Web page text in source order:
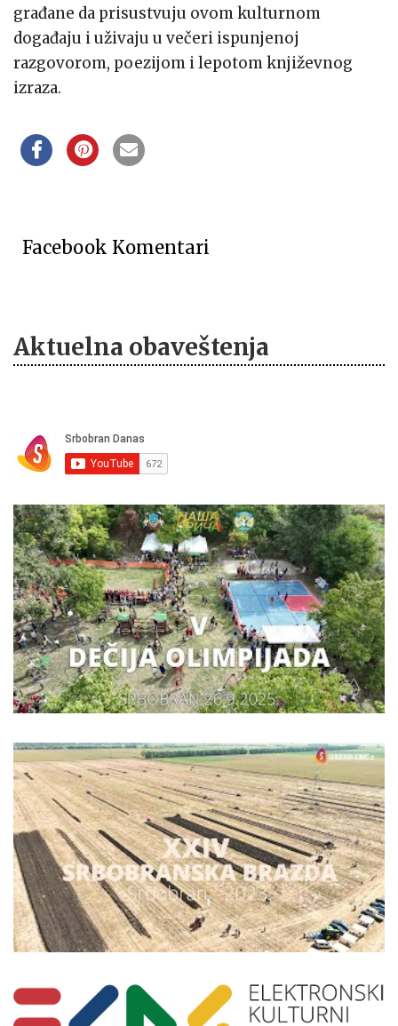
građane da prisustvuju ovom kulturnom
događaju i uživaju u večeri ispunjenoj
razgovorom, poezijom i lepotom književnog
izraza.
Facebook Komentari
Aktuelna obaveštenja